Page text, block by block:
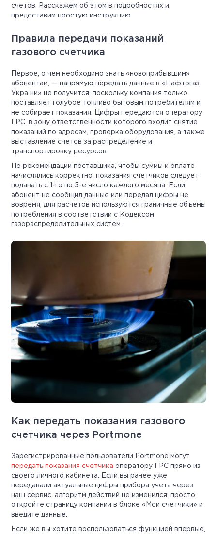
счетов. Расскажем об этом в подробностях и
предоставим простую инструкцию.
Правила передачи показаний
газового счетчика
Первое, о чем необходимо знать «новоприбывшим»
абонентам, — напрямую передать данные в «Нафтогаз
України» не получится, поскольку компания только
поставляет голубое топливо бытовым потребителям и
не собирает показания. Цифры передаются оператору
ГРС, в зону ответственности которого входит снятие
показаний по адресам, проверка оборудования, а также
выставление счетов за распределение и
транспортировку ресурсов.
По рекомендации поставщика, чтобы суммы к оплате
начислялись корректно, показания счетчиков следует
подавать с 1-го по 5-е число каждого месяца. Если
абонент не сообщил данные или передал цифры не
вовремя, для расчетов используются граничные объемы
потребления в соответствии с Кодексом
газораспределительных систем.
Как передать показания газового
счетчика через Portmone
Зарегистрированные пользователи Portmone могут
передать показания счетчика оператору ГРС прямо из
своего личного кабинета. Если вы ранее уже
передавали актуальные цифры прибора учета через
наш сервис, алгоритм действий не изменился: просто
откройте страницу компании в блоке «Мои счетчики» и
введите данные.
Если же вы хотите воспользоваться функцией впервые,